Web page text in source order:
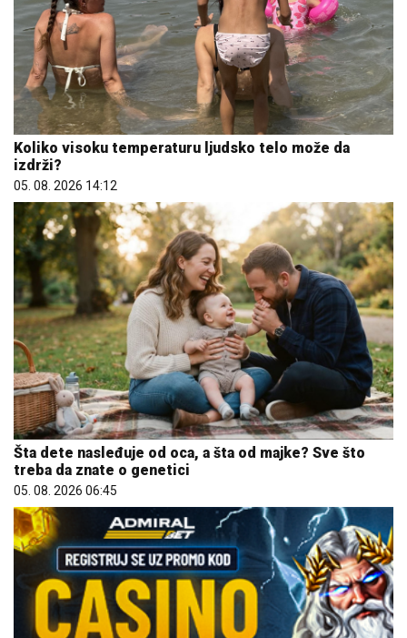
Koliko visoku temperaturu ljudsko telo može da
izdrži?
05. 08. 2026 14:12
Šta dete nasleđuje od oca, a šta od majke? Sve što
treba da znate o genetici
05. 08. 2026 06:45